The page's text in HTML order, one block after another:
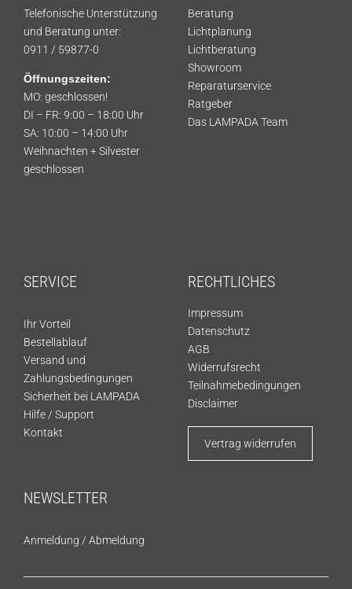
Telefonische Unterstützung
und Beratung unter:
0911 / 59877-0
Öffnungszeiten:
MO: geschlossen!
DI – FR: 9:00 – 18:00 Uhr
SA: 10:00 – 14:00 Uhr
Weihnachten + Silvester
geschlossen
Beratung
Lichtplanung
Lichtberatung
Showroom
Reparaturservice
Ratgeber
Das LAMPADA Team
SERVICE
Ihr Vorteil
Bestellablauf
Versand und
Zahlungsbedingungen
Sicherheit bei LAMPADA
Hilfe / Support
Kontakt
RECHTLICHES
Impressum
Datenschutz
AGB
Widerrufsrecht
Teilnahmebedingungen
Disclaimer
Vertrag widerrufen
NEWSLETTER
Anmeldung / Abmeldung